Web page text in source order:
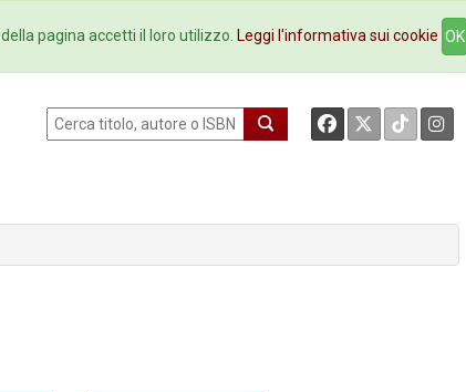
Newsletter Ebookstore Contatti
pagina accetti il loro utilizzo. Leggi l'informativa sui cookie OK